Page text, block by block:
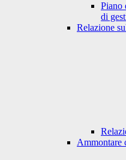
Piano
di
Relazione
Ammontare